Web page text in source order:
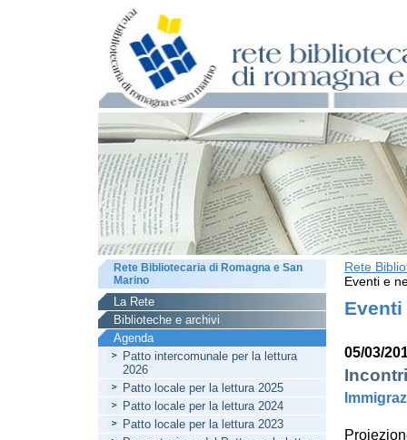
Rete
Eventi e
Eventi
05/03/
Rete Bibliotecaria di Romagna e San
Marino
La Rete
Biblioteche e archivi
Agenda
Patto intercomunale per la lettura
2026
Patto locale per la lettura 2025
Patto locale per la lettura 2024
Patto locale per la lettura 2023